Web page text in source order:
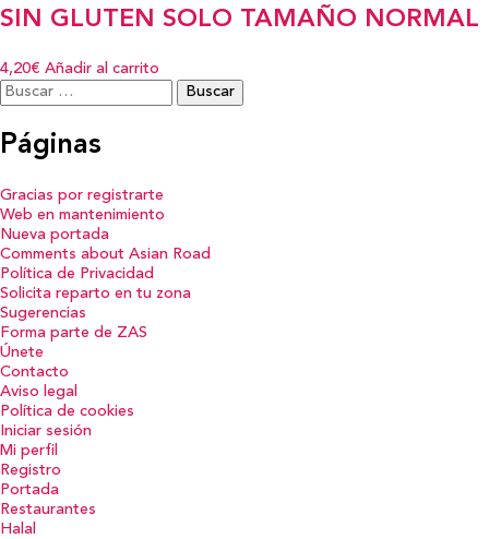
SIN GLUTEN SOLO TAMAÑO NORMAL
4,20€ Añadir al carrito
Buscar:
Páginas
Gracias por registrarte
Web en mantenimiento
Nueva portada
Comments about Asian Road
Política de Privacidad
Solicita reparto en tu zona
Sugerencias
Forma parte de ZAS
Únete
Contacto
Aviso legal
Política de cookies
Iniciar sesión
Mi perfil
Registro
Portada
Restaurantes
Halal